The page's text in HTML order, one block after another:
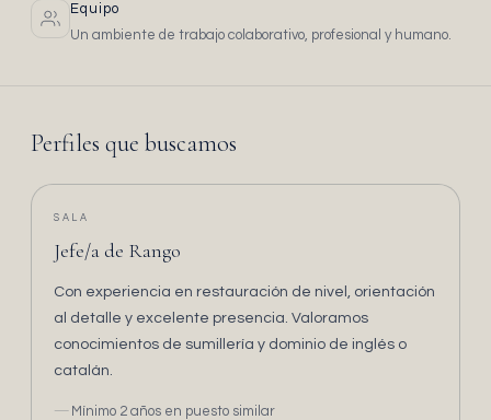
Equipo
Un ambiente de trabajo colaborativo, profesional y humano.
Perfiles que buscamos
SALA
Jefe/a de Rango
Con experiencia en restauración de nivel, orientación
al detalle y excelente presencia. Valoramos
conocimientos de sumillería y dominio de inglés o
catalán.
Mínimo 2 años en puesto similar